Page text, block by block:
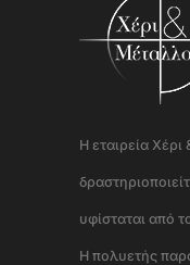
Η εταιρεία
υφίσταται από
Η πολυετής